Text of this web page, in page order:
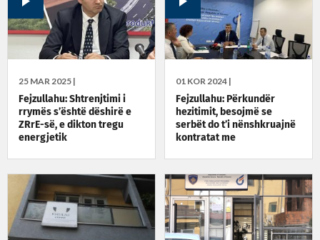
25 MAR 2025 |
Fejzullahu: Shtrenjtimi i
rrymës s’është dëshirë e
ZRrE-së, e dikton tregu
energjetik
01 KOR 2024 |
Fejzullahu: Përkundër
hezitimit, besojmë se
serbët do t’i nënshkruajnë
kontratat me